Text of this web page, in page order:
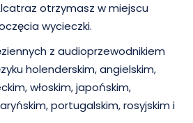
otrzymasz w miejscu
wycieczki.
z audioprzewodnikiem
holenderskim, angielskim,
włoskim, japońskim,
portugalskim, rosyjskim i